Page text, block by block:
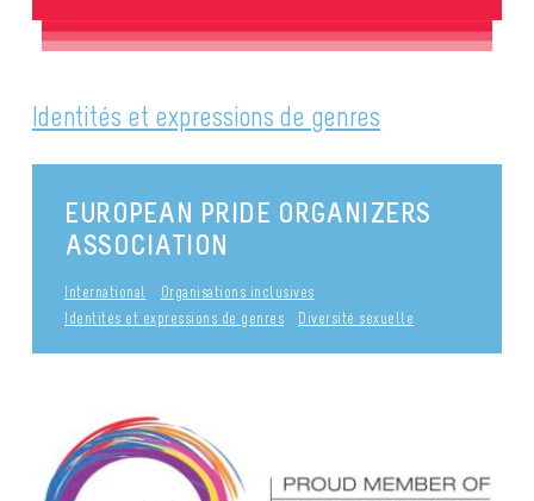
Identités et expressions de genres
EUROPEAN PRIDE ORGANIZERS
ASSOCIATION
International
Organisations inclusives
Identités et expressions de genres
Diversité sexuelle